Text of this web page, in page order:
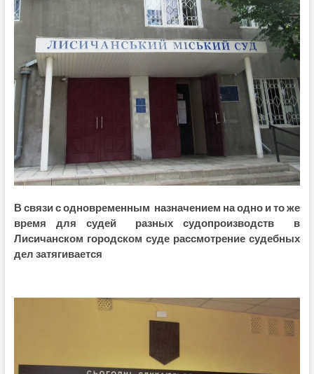
В связи с одновременным назначением на одно и то же
время для судей разных судопроизводств в
Лисичанском городском суде рассмотрение судебных
дел затягивается